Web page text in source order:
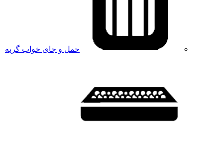
حمل و جای خواب گربه